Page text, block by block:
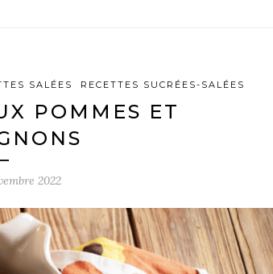
SALÉES RECETTES SUCRÉES-SALÉES
POMMES ET
2022